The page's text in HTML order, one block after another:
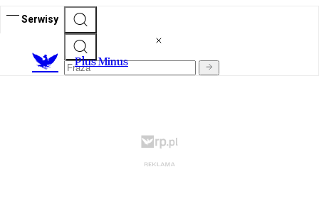
Serwisy
Plus Minus